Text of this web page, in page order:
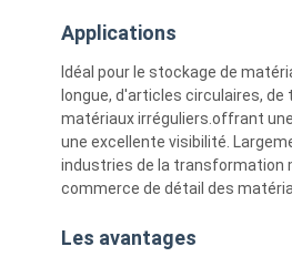
Applications
Idéal pour le stockage de
longue, d'articles circulaires, de
matériaux irréguliers.offrant
une excellente visibilité.
industries de la transformation
commerce de détail des
Les avantages